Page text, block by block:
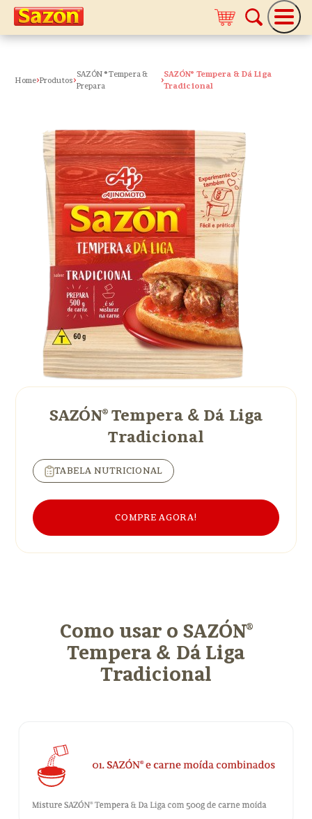
Home Produtos
SAZÓN ® Tempera &
Prepara
SAZÓN® Tempera & Dá Liga
Tradicional
SAZÓN® Tempera & Dá Liga
Tradicional
TABELA NUTRICIONAL
COMPRE AGORA!
Como usar o SAZÓN®
Tempera & Dá Liga
Tradicional